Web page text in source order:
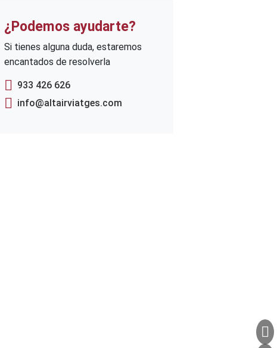
¿Podemos ayudarte?
Si tienes alguna duda, estaremos
encantados de resolverla
933 426 626
info@altairviatges.com